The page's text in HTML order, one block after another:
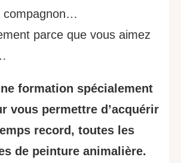
compagnon…
parce que vous aimez
formation spécialement
vous permettre d’acquérir
record, toutes les
de peinture animalière.